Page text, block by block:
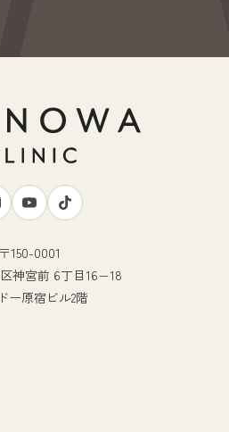
〒150-0001
神宮前 6丁目16−18
ー原宿ビル2階